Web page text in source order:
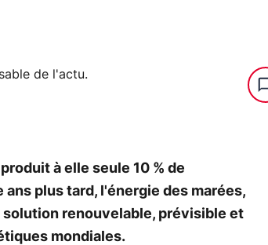
de l'actu.
à elle seule 10 % de
plus tard, l'énergie des marées,
renouvelable, prévisible et
mondiales.